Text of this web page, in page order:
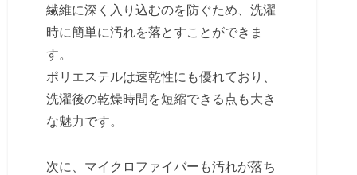
繊維に深く入り込むのを防ぐため、洗濯
時に簡単に汚れを落とすことができま
す。
ポリエステルは速乾性にも優れており、
洗濯後の乾燥時間を短縮できる点も大き
な魅力です。
次に、マイクロファイバーも汚れが落ち